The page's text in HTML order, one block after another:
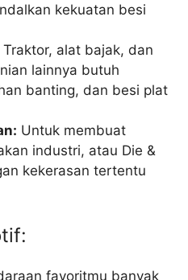
kekuatan besi
Traktor, alat bajak, dan
lainnya butuh
banting, dan besi plat
Untuk membuat
industri, atau Die &
kekerasan tertentu
favoritmu banyak